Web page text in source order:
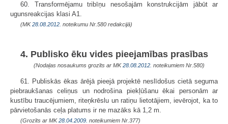
60. Transformējamu tribīņu nesošajām konstrukcijām jābūt ar
ugunsreakcijas klasi A1.
(MK28.08.2012. noteikumu Nr.580 redakcijā)
4. Publisko ēku vides pieejamības prasības
(Nodaļas nosaukums grozīts ar MK28.08.2012. noteikumiem Nr.580)
61. Publiskās ēkas ārējā pieejā projektē neslīdošus cietā seguma
piebraukšanas celiņus un nodrošina piekļūšanu ēkai personām ar
kustību traucējumiem, riteņkrēslu un ratiņu lietotājiem, ievērojot, ka to
pārvietošanās ceļa platums ir ne mazāks kā 1,2 m.
(Grozīts ar MK28.04.2009. noteikumiem Nr.377)